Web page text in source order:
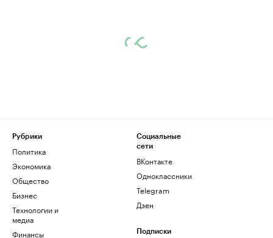
Рубрики
Политика
Экономика
Общество
Бизнес
Технологии и
медиа
Финансы
Социальные
сети
ВКонтакте
Одноклассники
Telegram
Дзен
Подписки